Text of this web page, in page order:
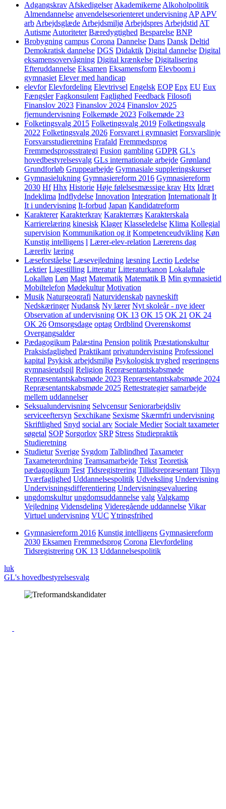
Adgangskrav Afskedigelser Akademikerne Alkoholpolitik
Almendannelse anvendelsesorienteret undervisning AP APV
arb Arbejdsglæde Arbejdsmiljø Arbejdspres Arbejdstid AT
Autisme Autoriteter Bæredygtighed Besparelse BNP
Brobygning campus Corona Dannelse Dans Dansk Deltid
Demokratisk dannelse DGS Didaktik Digital dannelse Digital
eksamensovervågning Digital krænkelse Digitalisering
Efteruddannelse Eksamen Eksamensform Elevboom i
gymnasiet Elever med handicap
elevfor Elevfordeling Elevtrivsel Engelsk EOP Epx EU Eux
Fængsler Fagkonsulent Faglighed Feedback Filosofi
Finanslov 2023 Finanslov 2024 Finanslov 2025
fjernundervisning Folkemøde 2023 Folkemøde 23
Folketingsvalg 2015 Folketingsvalg 2019 Folketingsvalg
2022 Folketingsvalg 2026 Forsvaret i gymnasiet Forsvarslinje
Forsvarsstudieretning Frafald Fremmedsprog
Fremmedsprogsstrategi Fusion gambling GDPR GL's
hovedbestyrelsesvalg GLs internationale arbejde Grønland
Grundforløb Gruppearbejde Gymnasiale suppleringskurser
Gymnasielukning Gymnasiereform 2016 Gymnasiereform
2030 Hf Hhx Historie Høje følelsesmæssige krav Htx Idræt
Indeklima Indflydelse Innovation Integration Internationalt It
It i undervisning It-forbud Japan Kandidatreform
Karakterer Karakterkrav Karakterræs Karakterskala
Karrierelæring kinesisk Klager Klasseledelse Klima Kollegial
supervision Kommunikation og it Kompetenceudvikling Køn
Kunstig intelligens l Lærer-elev-relation Lærerens dag
Lærerliv læring
Læseforståelse Læsevejledning læsning Lectio Ledelse
Lektier Ligestilling Litteratur Litteraturkanon Lokalaftale
Lokalløn Løn Magt Matematik Matematik B Min gymnasietid
Mobiltelefon Mødekultur Motivation
Musik Naturgeografi Naturvidenskab navneskift
Nedskæringer Nudansk Ny lærer Nyt skoleår - nye ideer
Observation af undervisning OK 13 OK 15 OK 21 OK 24
OK 26 Omsorgsdage optag Ordblind Overenskomst
Overgangsalder
Pædagogikum Palæstina Pension politik Præstationskultur
Praksisfaglighed Praktikant privatundervisning Professionel
kapital Psykisk arbejdsmiljø Psykologisk tryghed regeringens
gymnasieudspil Religion Repræsentantskabsmøde
Repræsentantskabsmøde 2023 Repræsentantskabsmøde 2024
Repræsentantskabsmøde 2025 Rettestrategier samarbejde
mellem uddannelser
Seksualundervisning Selvcensur Seniorarbejdsliv
serviceeftersyn Sexchikane Sexisme Skærmfri undervisning
Skriftlighed Snyd social arv Sociale Medier Socialt taxameter
søgetal SOP Sorgorlov SRP Stress Studiepraktik
Studieretning
Studietur Sverige Sygdom Talblindhed Taxameter
Taxameterordning Teamsamarbejde Tekst Teoretisk
pædagogikum Test Tidsregistrering Tillidsrepræsentant Tilsyn
Tværfaglighed Uddannelsespolitik Udveksling Undervisning
Undervisningsdifferentiering Undervisningsevaluering
ungdomskultur ungdomsuddannelse valg Valgkamp
Vejledning Vidensdeling Videregående uddannelse Vikar
Virtuel undervisning VUC Ytringsfrihed
Gymnasiereform 2016 Kunstig intelligens Gymnasiereform
2030 Eksamen Fremmedsprog Corona Elevfordeling
Tidsregistrering OK 13 Uddannelsespolitik
luk
GL's hovedbestyrelsesvalg